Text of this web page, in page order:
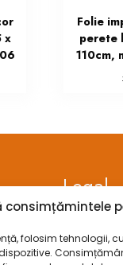
consimțămintele
folosim tehnologii,
x
Folie
perete
110cm,
Legal
ANPC